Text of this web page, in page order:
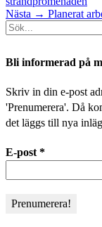
Nästa → Nästa
Planerat
Sök
efter:
Bli informerad på
Skriv in din e-post
'Prenumerera'. Då
det läggs till nya
E-post *